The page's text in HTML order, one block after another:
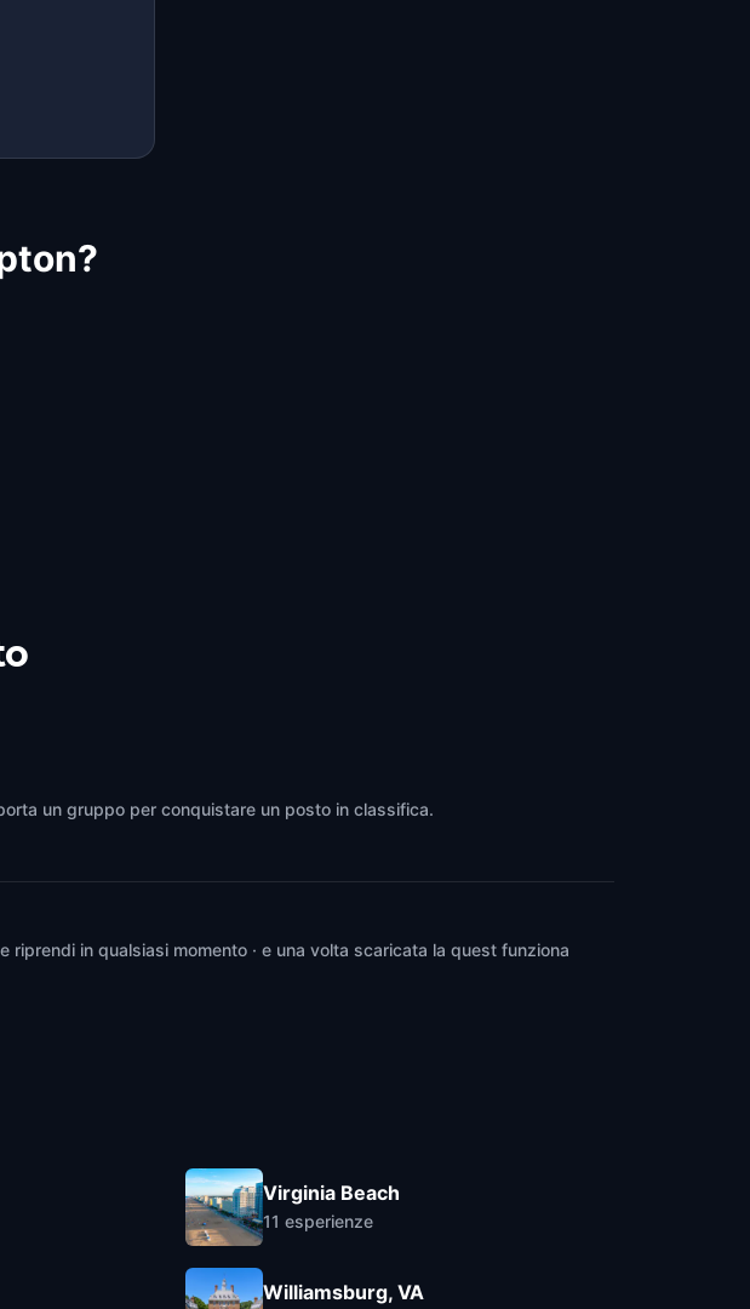
un gruppo per conquistare un posto in classifica.
in qualsiasi momento · e una volta scaricata la quest funziona
Virginia Beach
11 esperienze
Williamsburg, VA